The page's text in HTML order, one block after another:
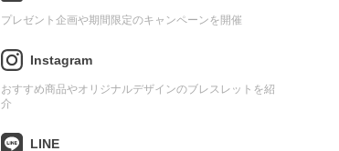
プレゼント企画や期間限定のキャンペーンを開催
Instagram
おすすめ商品やオリジナルデザインのブレスレットを紹
介
LINE